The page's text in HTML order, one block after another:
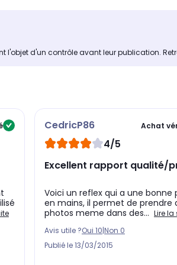
l'objet d'un contrôle avant leur publication.
CedricP86 Achat
4/5
Excellent rapport qualité/
Voici un reflex qui a une bonne
en mains, il permet de prendre
photos meme dans des... Lire la
Avis utile ?Oui 10|Non 0
Publié le13/03/2015